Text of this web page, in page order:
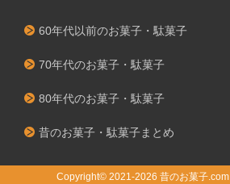
60年代以前のお菓子・駄菓子
70年代のお菓子・駄菓子
80年代のお菓子・駄菓子
昔のお菓子・駄菓子まとめ
Copyright© 2021-2026 昔のお菓子.com